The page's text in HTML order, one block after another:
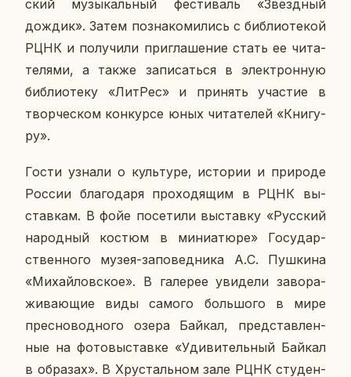
ский му­зы­каль­ный фе­сти­валь «Звезд­ный
дождик». Затем по­зна­ко­ми­лись с биб­лио­те­кой
РЦНК и по­лу­чи­ли при­гла­ше­ние стать ее чи­та­
те­ля­ми, а также за­пи­сать­ся в элек­трон­ную
биб­лио­те­ку «ЛитРес» и при­нять уча­стие в
твор­че­ском кон­кур­се юных чи­та­те­лей «Кни­гу­
ру».
Гости узнали о куль­ту­ре, ис­то­рии и при­ро­де
России бла­го­да­ря про­хо­дя­щим в РЦНК вы­
став­кам. В фойе по­се­ти­ли вы­став­ку «Рус­ский
на­род­ный костюм в ми­ни­а­тю­ре» Го­су­дар­
ствен­но­го музея-за­по­вед­ни­ка А.С. Пуш­ки­на
«Ми­хай­лов­ское». В га­ле­рее уви­де­ли за­во­ра­
жи­ва­ю­щие виды самого боль­шо­го в мире
прес­но­вод­но­го озера Байкал, пред­став­лен­
ные на фо­то­вы­став­ке «Уди­ви­тель­ный Байкал
в об­ра­зах». В Хру­сталь­ном зале РЦНК сту­ден­